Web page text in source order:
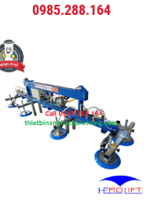
MINH PHÚ
0985.288.164